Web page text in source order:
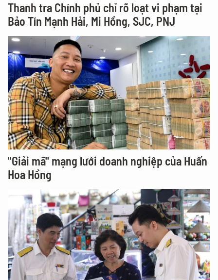
Thanh tra Chính phủ chỉ rõ loạt vi phạm tại
Bảo Tín Mạnh Hải, Mi Hồng, SJC, PNJ
"Giải mã" mạng lưới doanh nghiệp của Huấn
Hoa Hồng